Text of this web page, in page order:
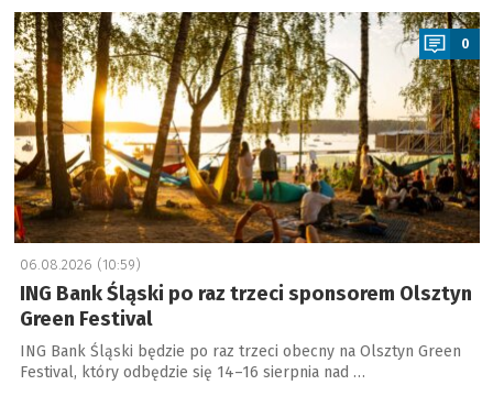
a
0
06.08.2026 (10:59)
ING Bank Śląski po raz trzeci sponsorem Olsztyn
Green Festival
ING Bank Śląski będzie po raz trzeci obecny na Olsztyn Green
Festival, który odbędzie się 14–16 sierpnia nad …